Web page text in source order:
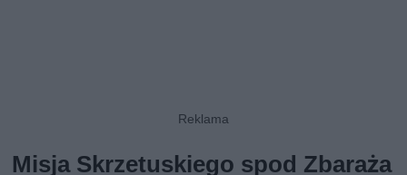
Misja Skrzetuskiego spod Zbaraża